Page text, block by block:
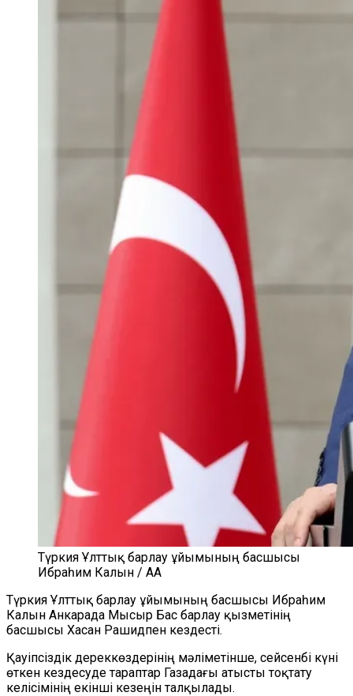
Түркия Ұлттық барлау ұйымының басшысы
Ибраһим Калын / AA
Түркия Ұлттық барлау ұйымының басшысы Ибраһим
Калын Анкарада Мысыр Бас барлау қызметінің
басшысы Хасан Рашидпен кездесті.
Қауіпсіздік дереккөздерінің мәліметінше, сейсенбі күні
өткен кездесуде тараптар Газадағы атысты тоқтату
келісімінің екінші кезеңінталқылады.